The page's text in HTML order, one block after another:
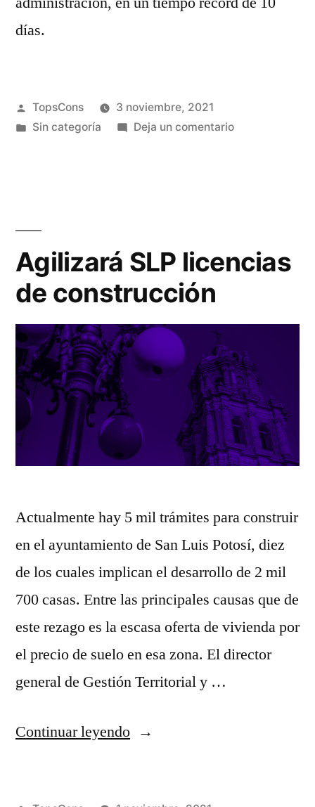
días.
TopsCons
3 noviembre, 2021
Sin categoría
Deja un comentario
Agilizará SLP licencias
de construcción
Actualmente hay 5 mil trámites para construir
en el ayuntamiento de San Luis Potosí, diez
de los cuales implican el desarrollo de 2 mil
700 casas. Entre las principales causas que de
este rezago es la escasa oferta de vivienda por
el precio de suelo en esa zona. El director
general de Gestión Territorial y …
Continuar leyendo